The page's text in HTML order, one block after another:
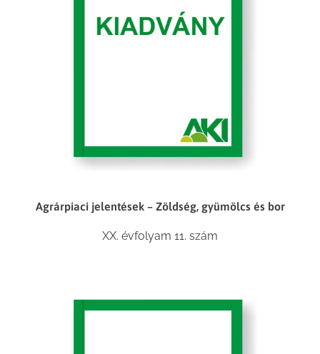
Agrárpiaci jelentések – Zöldség, gyümölcs és bor
XX. évfolyam 11. szám